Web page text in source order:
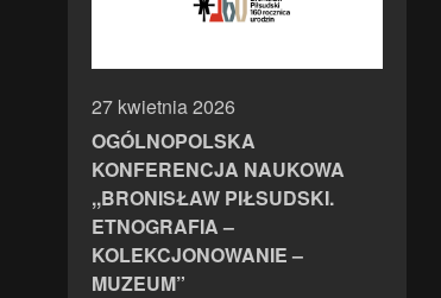
27 kwietnia 2026
OGÓLNOPOLSKA
KONFERENCJA NAUKOWA
,,BRONISŁAW PIŁSUDSKI.
ETNOGRAFIA –
KOLEKCJONOWANIE –
MUZEUM”